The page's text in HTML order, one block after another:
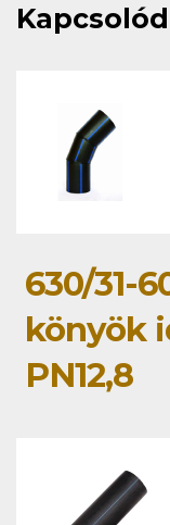
630/31-
könyök
PN12,8